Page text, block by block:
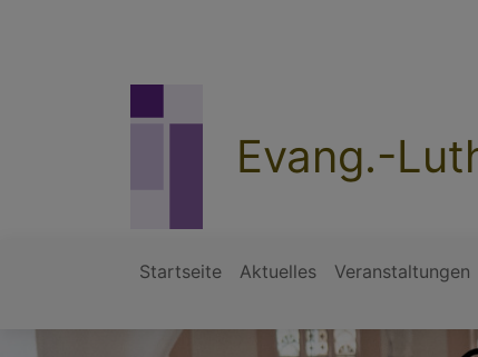
Evang.-
Startseite Aktuelles Veranstaltungen